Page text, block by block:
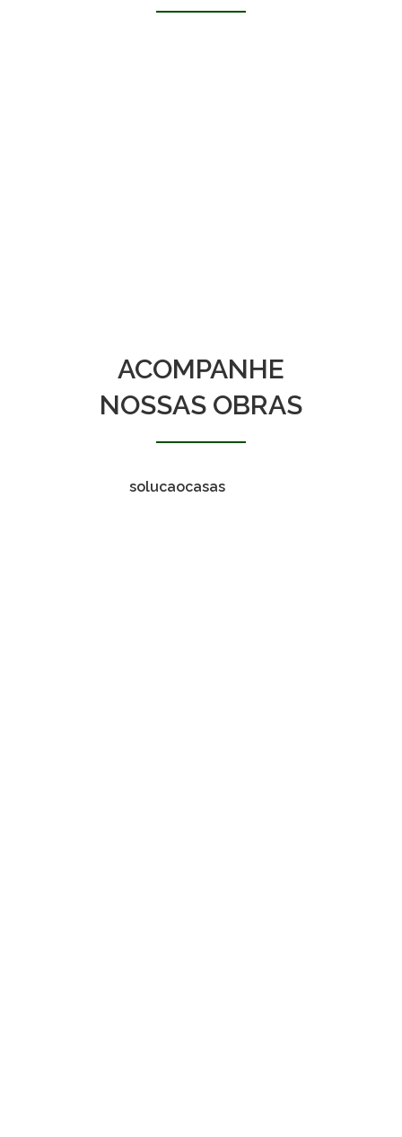
ACOMPANHE
NOSSAS OBRAS
solucaocasas